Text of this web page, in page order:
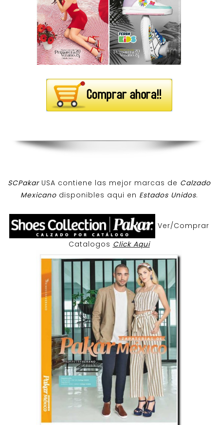
SCPakar USA contiene las mejor marcas de Calzado
Mexicanodisponibles aqui en Estados Unidos.
Ver/Comprar
Catalogos Click Aqui